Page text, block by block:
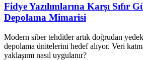
Fidye Yazılımlarına Karşı Sıfır
Depolama Mimarisi
Modern siber tehditler artık doğrudan
depolama ünitelerini hedef alıyor. Veri
yaklaşımı nasıl uygulanır?